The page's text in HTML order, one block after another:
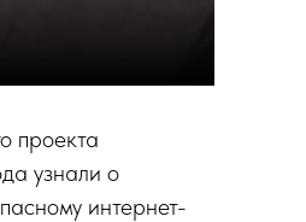
проекта
узнали о
интернет-